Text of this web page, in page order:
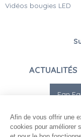
Vidéos bougies LED
ACTUALITÉS
Fan
Afin de vous offrir une
cookies pour améliorer